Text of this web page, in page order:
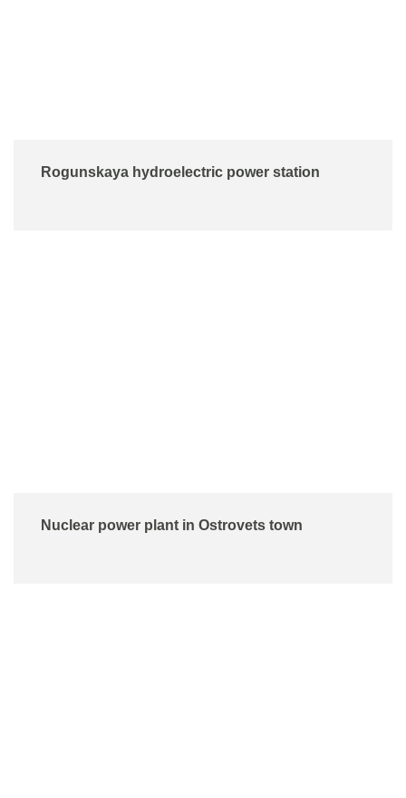
Rogunskaya hydroelectric power station
Nuclear power plant in Ostrovets town